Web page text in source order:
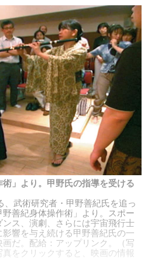
」より。甲野氏の指導を受ける
、武術研究者・甲野善紀氏を追っ
善紀身体操作術」より。スポー
ス、演劇、さらには宇宙飛行士
響を与え続ける甲野善紀氏の一
だ。配給：アップリンク。（写
をクリックすると、映画の情報